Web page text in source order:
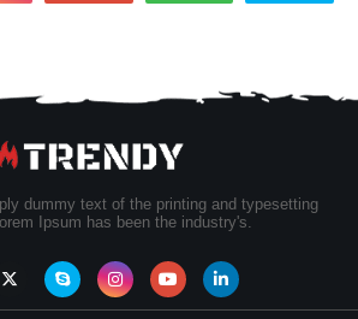
dummy text of the printing and typesetting
Ipsum has been the industry's.